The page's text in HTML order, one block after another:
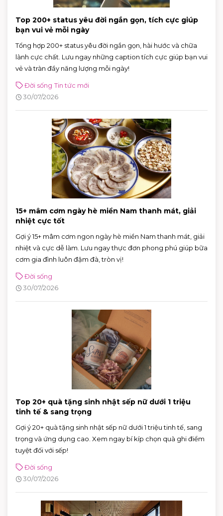
Top 200+ status yêu đời ngắn gọn, tích cực giúp
bạn vui vẻ mỗi ngày
Tổng hợp 200+ status yêu đời ngắn gọn, hài hước và chữa
lành cực chất. Lưu ngay những caption tích cực giúp bạn vui
vẻ và tràn đầy năng lượng mỗi ngày!
Đời sống Tin tức mới
30/07/2026
15+ mâm cơm ngày hè miền Nam thanh mát, giải
nhiệt cực tốt
Gợi ý 15+ mâm cơm ngon ngày hè miền Nam thanh mát, giải
nhiệt và cực dễ làm. Lưu ngay thực đơn phong phú giúp bữa
cơm gia đình luôn đậm đà, tròn vị!
Đời sống
30/07/2026
Top 20+ quà tặng sinh nhật sếp nữ dưới 1 triệu
tinh tế & sang trọng
Gợi ý 20+ quà tặng sinh nhật sếp nữ dưới 1 triệu tinh tế, sang
trọng và ứng dụng cao. Xem ngay bí kíp chọn quà ghi điểm
tuyệt đối với sếp!
Đời sống
30/07/2026